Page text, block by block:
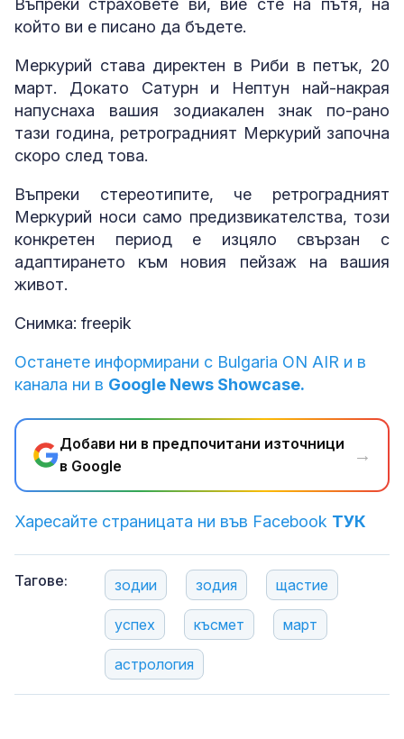
Въпреки страховете ви, вие сте на пътя, на
който ви е писано да бъдете.
Меркурий става директен в Риби в петък, 20
март. Докато Сатурн и Нептун най-накрая
напуснаха вашия зодиакален знак по-рано
тази година, ретроградният Меркурий започна
скоро след това.
Въпреки стереотипите, че ретроградният
Меркурий носи само предизвикателства, този
конкретен период е изцяло свързан с
адаптирането към новия пейзаж на вашия
живот.
Снимка: freepik
Останете информирани с Bulgaria ON AIR и в
канала ни в Google News Showcase.
Добави ни в предпочитани източници
в Google
→
Харесайте страницата ни във Facebook ТУК
Тагове: зодии зодия щастие
успех късмет март
астрология